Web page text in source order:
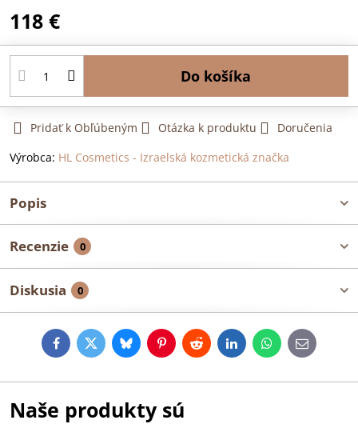
118 €
Do košíka
Pridať k Obľúbeným Otázka k produktu
Doručenia
Výrobca: HL Cosmetics - Izraelská kozmetická značka
Popis
Recenzie 0
Diskusia 0
FacebookTwitterBlueskyPinterestRedditLinkedInWhatsApp
E-
mail
Naše produkty sú